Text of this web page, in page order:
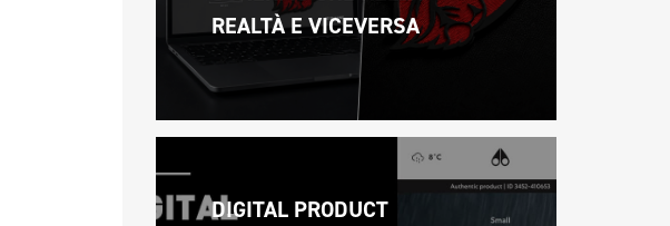
REALTÀ E VICEVERSA
DIGITAL PRODUCT